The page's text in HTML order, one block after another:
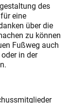
des
eine
über die
zu können
Fußweg auch
in der